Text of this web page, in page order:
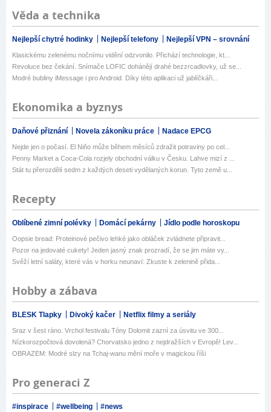
Věda a technika
Nejlepší chytré hodinky Nejlepší telefony Nejlepší VPN – srovnání
Klasickému zelenému nočnímu vidění odzvonilo. Přichází technologie, kt...
Revoluce bez čekání. Snímače LOFIC dohánějí drahé bezzrcadlovky, už se...
Modré bubliny iMessage i pro Android. Díky této aplikaci už jablíčkáři...
Ekonomika a byznys
Daňové přiznání Novela zákoníku práce Nadace EPCG
Nejde jen o počasí. El Niňo může během měsíců zdražit potraviny po cel...
Penny Market a Coca-Cola rozjely obchodní válku v Česku. Lahve mizí z ...
Stát tu přerozdělí sedm z každých deseti vydělaných korun. Tyto země u...
Recepty
Oblíbené zimní polévky Domácí pekárny Jídlo podle horoskopu
Oopsie bread: Proteinové pečivo lehké jako obláček zvládnete připravit...
Pozor na jedovaté cukety! Jeden jasný znak prozradí, že se jim máte vy...
Svěží letní saláty, které vás v horku neunaví: Zkuste k zelenině přida...
Hobby a zábava
BLESK Tlapky Divoký kačer Netflix filmy a seriály
Sraz v šest ráno. Vrchol festivalu Tóny Dolomit zazní za úsvitu ve 300...
Nízkorozpočtová dovolená? Chorvatsko jedno z nejdražších v Evropě! Lev...
OBRAZEM: Modré slzy na Tchaj-wanu mění moře v magickou říši
Pro generaci Z
#inspirace #wellbeing #news